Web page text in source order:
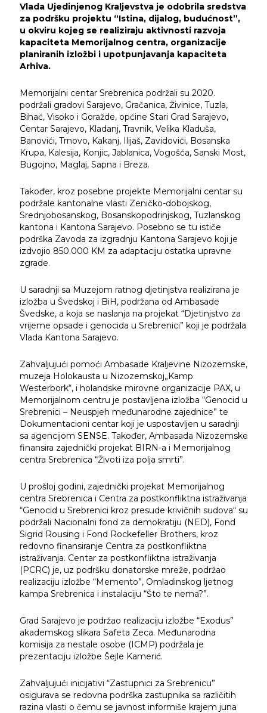
Vlada Ujedinjenog Kraljevstva je odobrila sredstva
za podršku projektu “Istina, dijalog, budućnost”,
u okviru kojeg se realiziraju aktivnosti razvoja
kapaciteta Memorijalnog centra, organizacije
planiranih izložbi i upotpunjavanja kapaciteta
Arhiva.
Memorijalni centar Srebrenica podržali su 2020.
podržali gradovi Sarajevo, Gračanica, Živinice, Tuzla,
Bihać, Visoko i Goražde, općine Stari Grad Sarajevo,
Centar Sarajevo, Kladanj, Travnik, Velika Kladuša,
Banovići, Trnovo, Kakanj, Ilijaš, Zavidovići, Bosanska
Krupa, Kalesija, Konjic, Jablanica, Vogošća, Sanski Most,
Bugojno, Maglaj, Sapna i Breza.
Također, kroz posebne projekte Memorijalni centar su
podržale kantonalne vlasti Zeničko-dobojskog,
Srednjobosanskog, Bosanskopodrinjskog, Tuzlanskog
kantona i Kantona Sarajevo. Posebno se tu ističe
podrška Zavoda za izgradnju Kantona Sarajevo koji je
izdvojio 850.000 KM za adaptaciju ostatka upravne
zgrade.
U saradnji sa Muzejom ratnog djetinjstva realizirana je
izložba u Švedskoj i BiH, podržana od Ambasade
Švedske, a koja se naslanja na projekat “Djetinjstvo za
vrijeme opsade i genocida u Srebrenici” koji je podržala
Vlada Kantona Sarajevo.
Zahvaljujući pomoći Ambasade Kraljevine Nizozemske,
muzeja Holokausta u Nizozemskoj„Kamp
Westerbork“, i holandske mirovne organizacije PAX, u
Memorijalnom centru je postavljena izložba “Genocid u
Srebrenici – Neuspjeh međunarodne zajednice” te
Dokumentacioni centar koji je uspostavljen u saradnji
sa agencijom SENSE. Također, Ambasada Nizozemske
finansira zajednički projekat BIRN-a i Memorijalnog
centra Srebrenica “Životi iza polja smrti”.
U prošloj godini, zajednički projekat Memorijalnog
centra Srebrenica i Centra za postkonfliktna istraživanja
“Genocid u Srebrenici kroz presude krivičnih sudova“ su
podržali Nacionalni fond za demokratiju (NED), Fond
Sigrid Rousing i Fond Rockefeller Brothers, kroz
redovno finansiranje Centra za postkonfliktna
istraživanja. Centar za postkonfliktna istraživanja
(PCRC) je, uz podršku donatorske mreže, podržao
realizaciju izložbe “Memento”, Omladinskog ljetnog
kampa Srebrenica i instalaciju “Što te nema?”.
Grad Sarajevo je podržao realizaciju izložbe “Exodus”
akademskog slikara Safeta Zeca. Međunarodna
komisija za nestale osobe (ICMP) podržala je
prezentaciju izložbe Šejle Kamerić.
Zahvaljujući inicijativi “Zastupnici za Srebrenicu”
osigurava se redovna podrška zastupnika sa različitih
razina vlasti o čemu se javnost informiše krajem juna